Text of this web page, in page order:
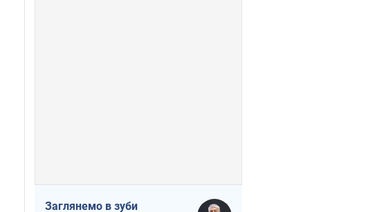
Заглянемо в зуби